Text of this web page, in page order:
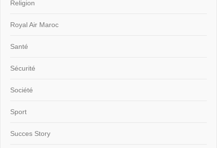
Religion
Royal Air Maroc
Santé
Sécurité
Société
Sport
Succes Story